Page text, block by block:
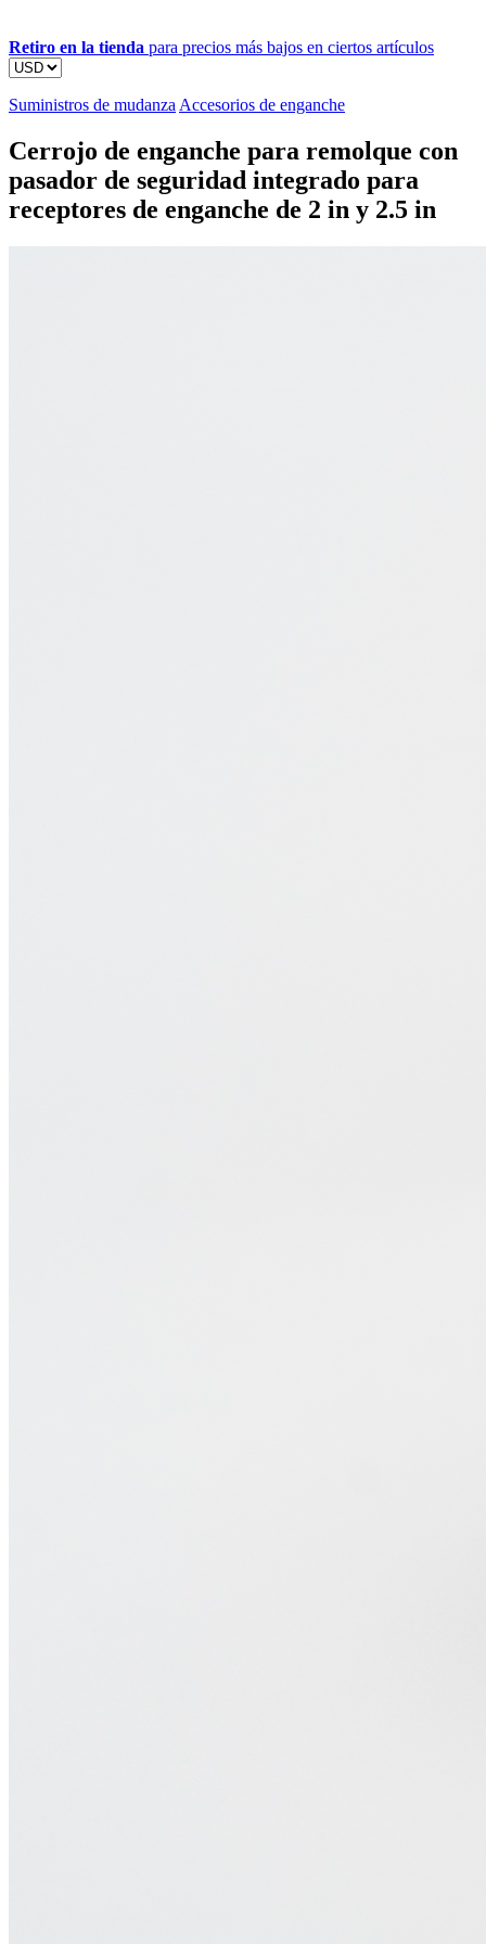
Retiro en la tienda para precios más bajos en ciertos artículos
Suministros de mudanza Accesorios de enganche
Cerrojo de enganche para remolque con
pasador de seguridad integrado para
receptores de enganche de 2 in y 2.5 in